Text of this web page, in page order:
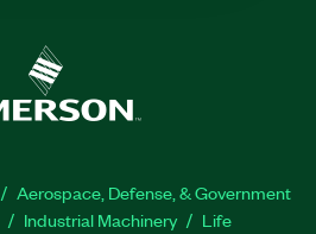
Aerospace, Defense, & Government
Industrial Machinery
Life